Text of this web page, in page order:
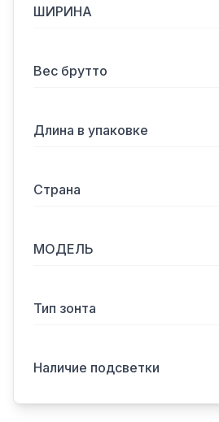
ШИРИНА
Вес брутто
Длина в упаковке
Страна
МОДЕЛЬ
Тип зонта
Наличие подсветки